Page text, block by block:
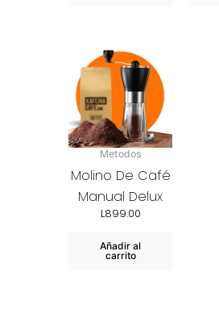
Metodos
Molino De Café
Manual Delux
L899.00
Añadir al
carrito